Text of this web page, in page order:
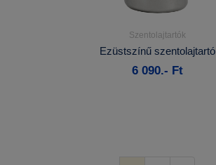
Részletek...
Kosárba
Szentolajtartók
Ezüstszínű szentolajtartó
6 090.- Ft